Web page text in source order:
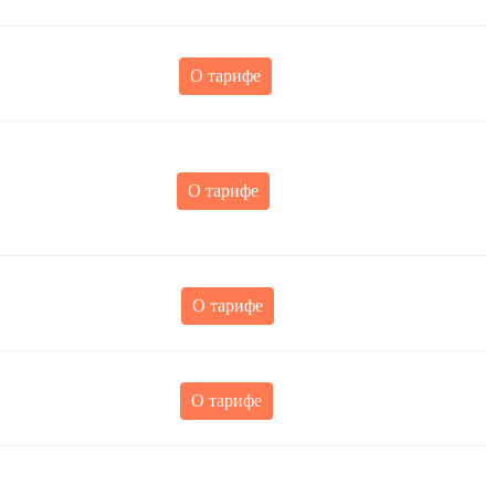
О тарифе
О тарифе
О тарифе
О тарифе